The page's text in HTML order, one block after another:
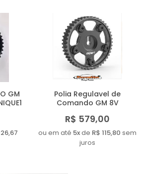
GM
Polia Regulavel de
Comando GM 8V
R$ 579,00
ou em até 5xde R$ 115,80 sem
juros